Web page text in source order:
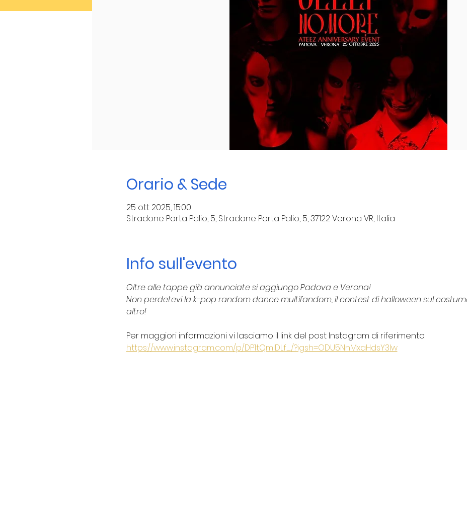
Orario & Sede
25 ott 2025, 15:00
Stradone Porta Palio, 5, Stradone Porta Palio, 5, 37122 Verona VR, Italia
Info sull'evento
Oltre alle tappe già annunciate si aggiungo Padova e Verona!
Non perdetevi la k-pop random dance multifandom, il contest di halloween sul
altro!
Per maggiori informazioni vi lasciamo il link del post Instagram di riferimento:
https://www.instagram.com/p/DP1tQmIDLf_/?igsh=ODU5NnMxaHdsY3Iw